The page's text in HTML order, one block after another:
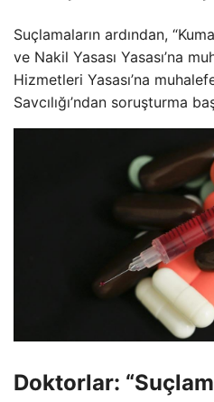
Suçlamaların ardından,
ve Nakil Yasası Yasası’na
Hizmetleri Yasası’na
Savcılığı’ndan soruşturma
Doktorlar: